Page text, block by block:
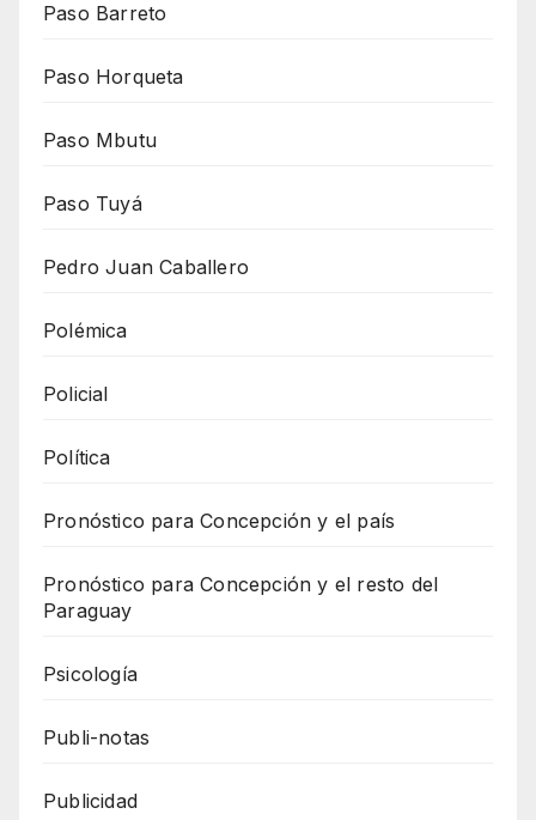
Paso Barreto
Paso Horqueta
Paso Mbutu
Paso Tuyá
Pedro Juan Caballero
Polémica
Policial
Política
Pronóstico para Concepción y el país
Pronóstico para Concepción y el resto del
Paraguay
Psicología
Publi-notas
Publicidad